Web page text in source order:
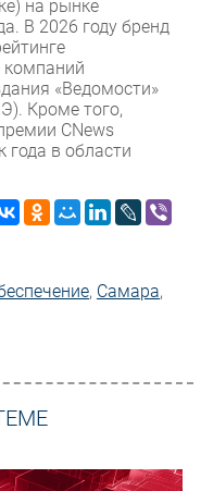
на рынке
В 2026 году бренд
компаний
«Ведомости»
Кроме того,
CNews
года в области
, Самара,